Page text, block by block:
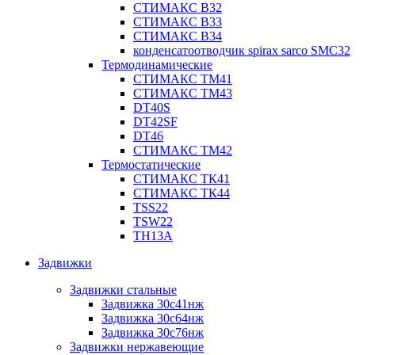
СТИМАКС В32
СТИМАКС В33
СТИМАКС B34
конденсатоотводчик spirax sarco SMC32
Термодинамические
СТИМАКС ТМ41
СТИМАКС ТМ43
DT40S
DT42SF
DT46
СТИМАКС ТМ42
Термостатические
СТИМАКС ТК41
СТИМАКС ТК44
TSS22
TSW22
TH13A
Задвижки
Задвижки стальные
Задвижка 30с41нж
Задвижка 30с64нж
Задвижка 30с76нж
Задвижки нержавеющие